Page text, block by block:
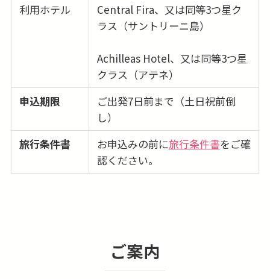
利用ホテル
Central Fira、又は同等3つ星ク
ラス（サントリーニ島）
Achilleas Hotel、又は同等3つ星
クラス（アテネ）
申込期限
ご出発7日前まで（土日祝前倒
し）
旅行条件書
お申込みの前に旅行条件書をご確
認ください。
ご案内